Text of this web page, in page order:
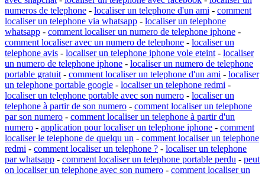
numeros de telephone - localiser un telephone d'un ami - comment
localiser un telephone via whatsapp - localiser un telephone
whatsapp - comment localiser un numero de telephone iphone -
comment localiser avec un numero de telephone - localiser un
telephone avis - localiser un telephone iphone vole eteint - localiser
un numero de telephone iphone - localiser un numero de telephone
portable gratuit - comment localiser un telephone d'un ami - localiser
un telephone portable google - localiser un telephone redmi -
localiser un telephone portable avec son numero - localiser un
telephone à partir de son numero - comment localiser un telephone
par son numero - comment localiser un telephone à partir d'un
numero - application pour localiser un telephone iphone - comment
localiser le telephone de quelqu un - comment localiser un telephone
redmi - comment localiser un telephone ? - localiser un telephone
par whatsapp - comment localiser un telephone portable perdu - peut
on localiser un telephone avec son numero - comment localiser un